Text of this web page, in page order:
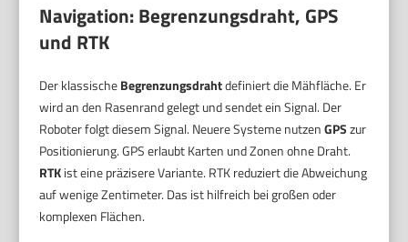
Navigation: Begrenzungsdraht, GPS
und RTK
Der klassischeBegrenzungsdrahtdefiniert die Mähfläche. Er
wird an den Rasenrand gelegt und sendet ein Signal. Der
Roboter folgt diesem Signal. Neuere Systeme nutzenGPSzur
Positionierung. GPS erlaubt Karten und Zonen ohne Draht.
RTKist eine präzisere Variante. RTK reduziert die Abweichung
auf wenige Zentimeter. Das ist hilfreich bei großen oder
komplexen Flächen.